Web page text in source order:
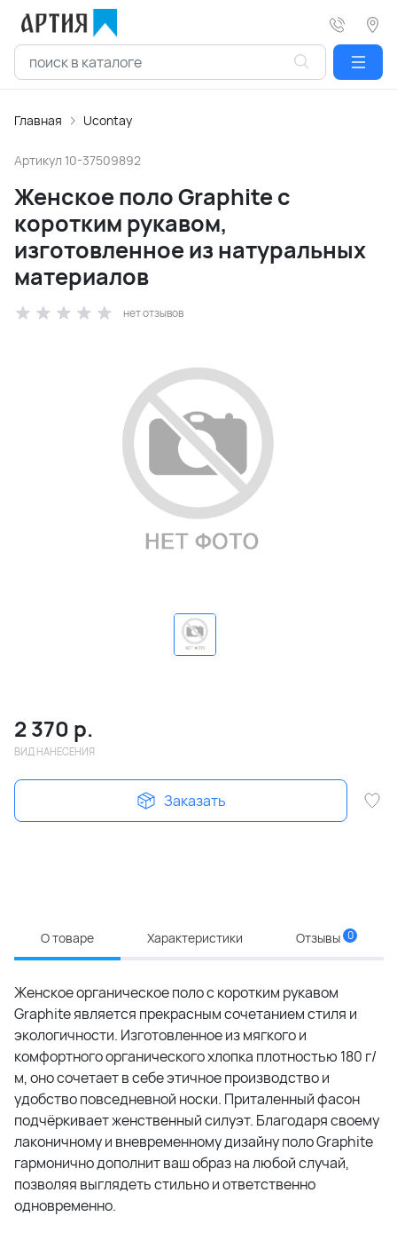
Главная Ucontay
Артикул 10-37509892
Женское поло Graphite с
коротким рукавом,
изготовленное из натуральных
материалов
нет отзывов
2 370 р.
ВИД НАНЕСЕНИЯ
Заказать
О товаре Характеристики Отзывы 0
Женское органическое поло с коротким рукавом
Graphite является прекрасным сочетанием стиля и
экологичности. Изготовленное из мягкого и
комфортного органического хлопка плотностью 180 г/
м, оно сочетает в себе этичное производство и
удобство повседневной носки. Приталенный фасон
подчёркивает женственный силуэт. Благодаря своему
лаконичному и вневременному дизайну поло Graphite
гармонично дополнит ваш образ на любой случай,
позволяя выглядеть стильно и ответственно
одновременно.